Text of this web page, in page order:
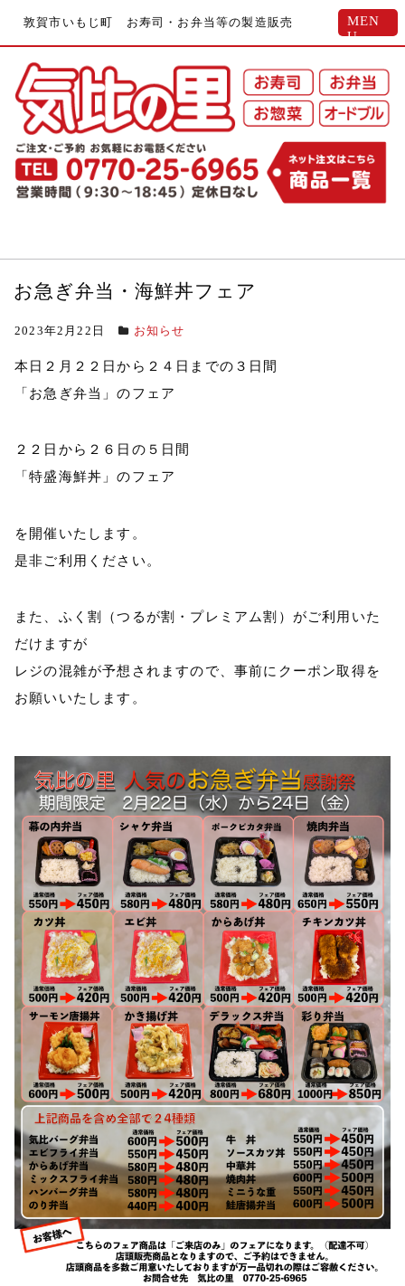
敦賀市いもじ町 お寿司・お弁当等の製造販売
MEN
U
お急ぎ弁当・海鮮丼フェア
2023年2月22日 お知らせ
本日２月２２日から２４日までの３日間
「お急ぎ弁当」のフェア
２２日から２６日の５日間
「特盛海鮮丼」のフェア
を開催いたします。
是非ご利用ください。
また、ふく割（つるが割・プレミアム割）がご利用いた
だけますが
レジの混雑が予想されますので、事前にクーポン取得を
お願いいたします。